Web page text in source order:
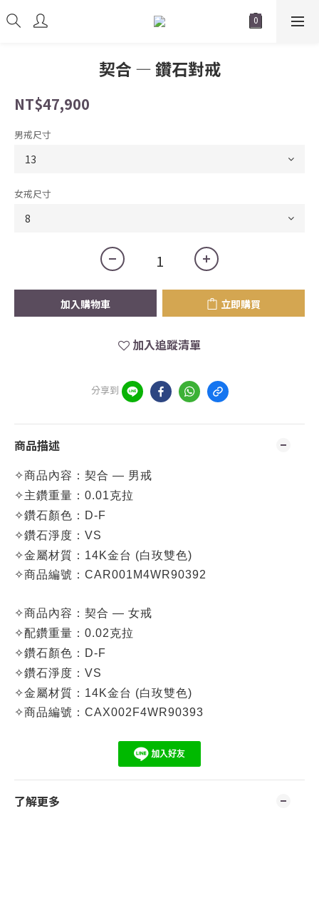
契合 — 鑽石對戒
NT$47,900
男戒尺寸
女戒尺寸
加入購物車 立即購買
加入追蹤清單
分享到
商品描述
✧商品內容：契合 — 男戒
✧主鑽重量：0.01克拉
✧鑽石顏色：D-F
✧鑽石淨度：VS
✧金屬材質：14K金台 (白玫雙色)
✧商品編號：CA R001M4WR90392
✧商品內容： 契合 — 女戒
✧配鑽重量：0.02克拉
✧鑽石顏色：D-F
✧鑽石淨度：VS
✧金屬材質：14K金台 (白玫雙色)
✧商品編號：CAX002F4WR90393
了解更多